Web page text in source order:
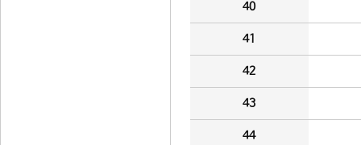
40
41
42
43
44